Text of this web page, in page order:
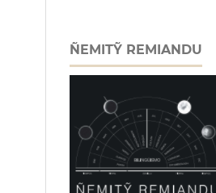
ÑEMITỸ REMIANDU